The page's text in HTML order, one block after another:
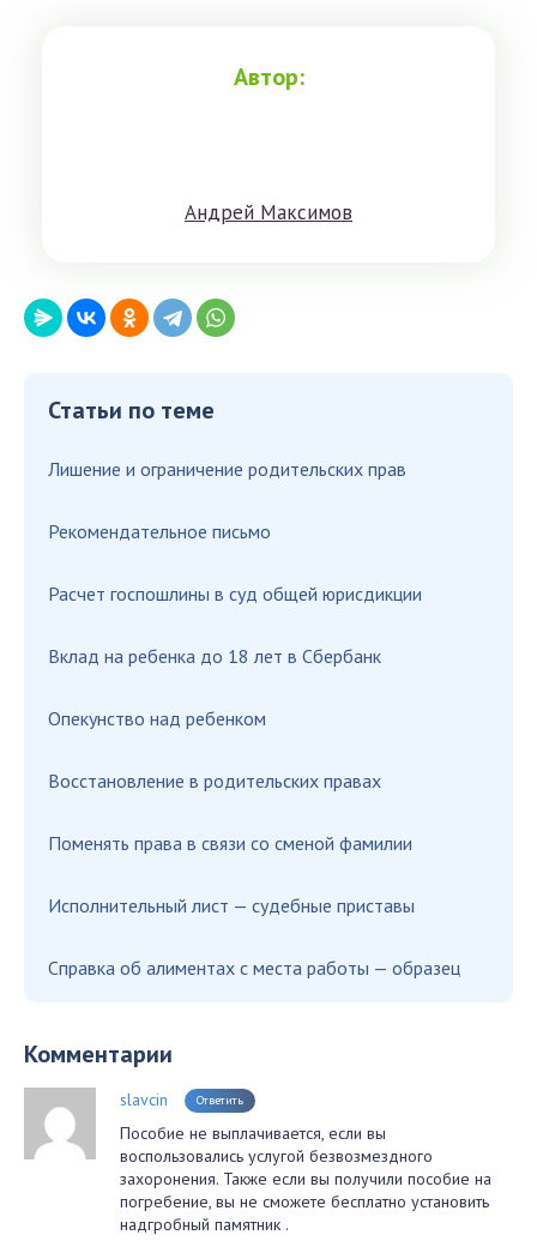
Автор:
Aндрeй Мaксимoв
Статьи по теме
Лишение и ограничение родительских прав
Рекомендательное письмо
Расчет госпошлины в суд общей юрисдикции
Вклад на ребенка до 18 лет в Сбербанк
Опекунство над ребенком
Восстановление в родительских правах
Поменять права в связи со сменой фамилии
Исполнительный лист — судебные приставы
Справка об алиментах с места работы — образец
Комментарии
slavcin Ответить
Пособие не выплачивается, если вы
воспользовались услугой безвозмездного
захоронения. Также если вы получили пособие на
погребение, вы не сможете бесплатно установить
надгробный памятник .